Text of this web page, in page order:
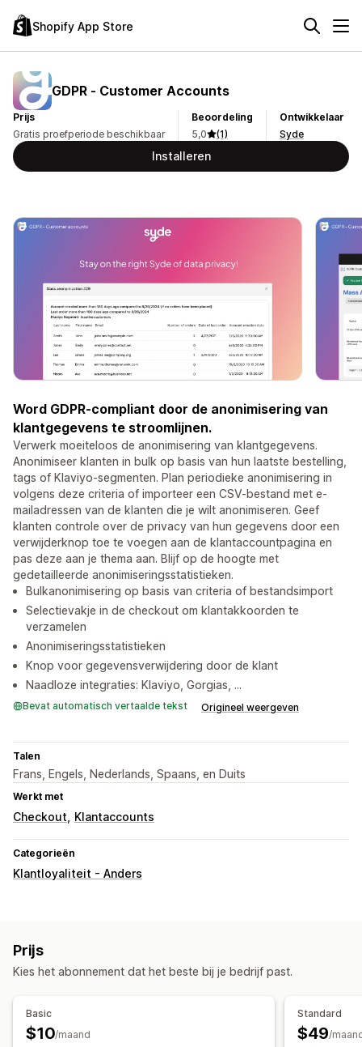
Shopify App Store
GDPR ‑ Customer Accounts
Prijs
Gratis proefperiode beschikbaar
Beoordeling
5,0
(1)
Ontwikkelaar
Syde
Installeren
Word GDPR-compliant door de anonimisering van
klantgegevens te stroomlijnen.
Verwerk moeiteloos de anonimisering van klantgegevens.
Anonimiseer klanten in bulk op basis van hun laatste bestelling,
tags of Klaviyo-segmenten. Plan periodieke anonimisering in
volgens deze criteria of importeer een CSV-bestand met e-
mailadressen van de klanten die je wilt anonimiseren. Geef
klanten controle over de privacy van hun gegevens door een
verwijderknop toe te voegen aan de klantaccountpagina en
pas deze aan je thema aan. Blijf op de hoogte met
gedetailleerde anonimiseringsstatistieken.
Bulkanonimisering op basis van criteria of bestandsimport
Selectievakje in de checkout om klantakkoorden te
verzamelen
Anonimiseringsstatistieken
Knop voor gegevensverwijdering door de klant
Naadloze integraties: Klaviyo, Gorgias, ...
Bevat automatisch vertaalde tekst Origineel weergeven
Talen
Frans, Engels, Nederlands, Spaans, en Duits
Werkt met
Checkout Klantaccounts
Categorieën
Klantloyaliteit - Anders
Prijs
Kies het abonnement dat het beste bij je bedrijf past.
Basic
$10/maand
Standard
$49/